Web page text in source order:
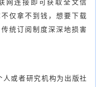
网连接即可获取全文信
仅拿不到钱，想要下载
统订阅制度深深地损害
或者研究机构为出版社